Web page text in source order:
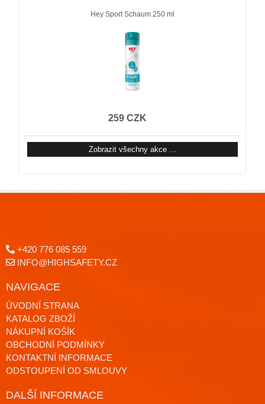
Hey Sport Schaum 250 ml
259 CZK
Zobrazit všechny akce ...
+420 776 085 559
INFO@HIGHSAFETY.CZ
NAVIGACE
ÚVODNÍ STRANA
KATALOG ZBOŽÍ
NÁKUPNÍ KOŠÍK
OBCHODNÍ PODMÍNKY
KONTAKTNÍ INFORMACE
ODSTOUPENÍ OD SMLOUVY
DALŠÍ INFORMACE